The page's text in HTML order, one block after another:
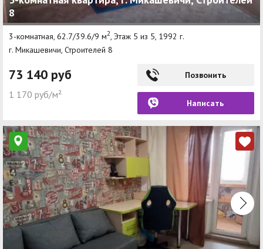
Другие разделы
Новости
Ремонт квартир
Способы оплаты
Реклама на сайте
8
3-комнатная, 62.7/39.6/9 м2 , Этаж 5 из 5, 1992 г.
г. Микашевичи, Строителей 8
73 140 руб
1 170 руб/м²
Позвонить
Написать